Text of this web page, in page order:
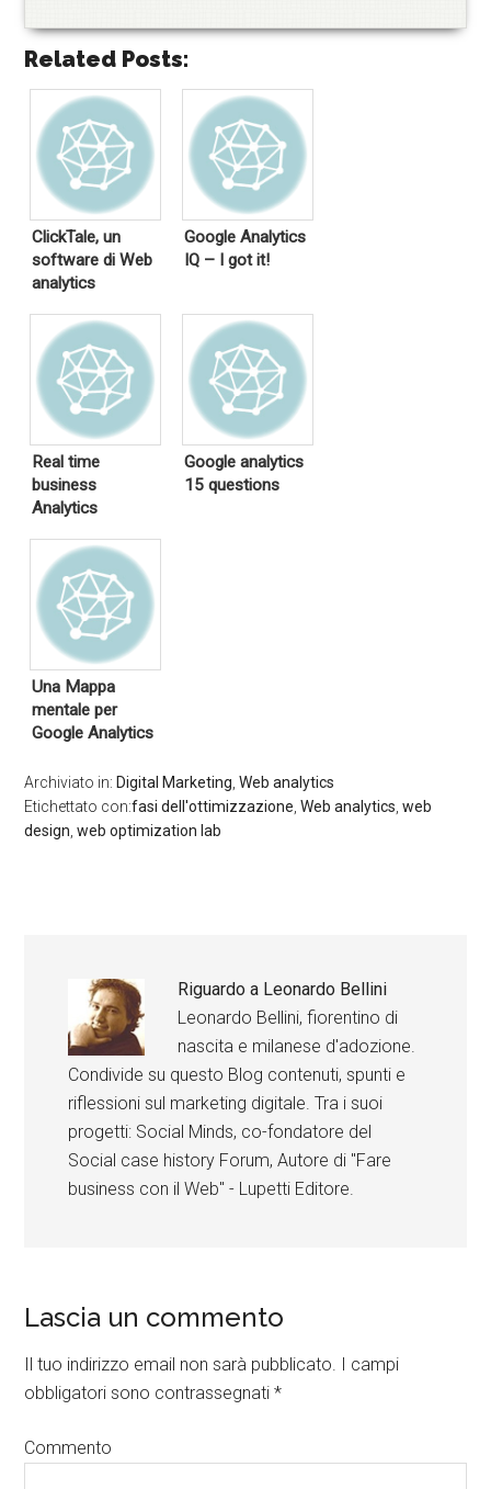
Related Posts:
ClickTale, un
software di Web
analytics
Google Analytics
IQ – I got it!
Real time
business
Analytics
Google analytics
15 questions
Una Mappa
mentale per
Google Analytics
Archiviato in: Digital Marketing ,Web analytics
Etichettato con:fasi dell'ottimizzazione ,Web analytics ,web
design ,web optimization lab
Riguardo a Leonardo Bellini
Leonardo Bellini, fiorentino di
nascita e milanese d'adozione.
Condivide su questo Blog contenuti, spunti e
riflessioni sul marketing digitale. Tra i suoi
progetti: Social Minds, co-fondatore del
Social case history Forum, Autore di "Fare
business con il Web" - Lupetti Editore.
Lascia un commento
Il tuo indirizzo email non sarà pubblicato. I campi
obbligatori sono contrassegnati*
Commento